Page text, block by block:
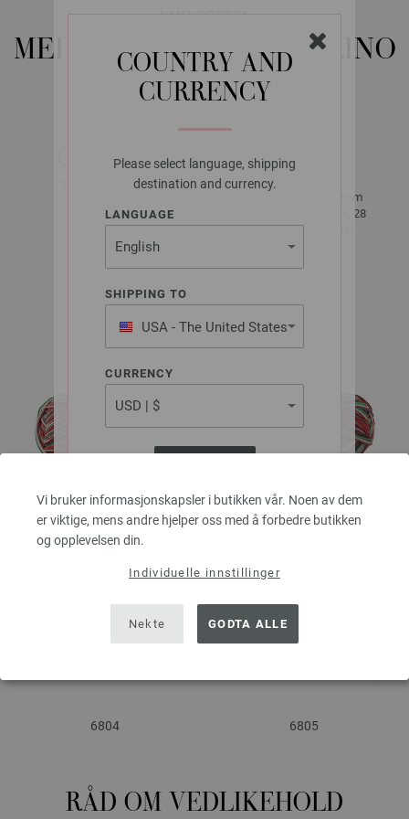
COUNTRY AND
CURRENCY
Please select language, shipping
destination and currency.
LANGUAGE
SHIPPING TO
USA - The United States
of America
CURRENCY
Vi bruker informasjonskapsler i butikken vår. Noen av dem
er viktige, mens andre hjelper oss med å forbedre butikken
og opplevelsen din.
Individuelle innstillinger
Nekte GODTA ALLE
LANA GROSSA
MEILENWEIT 100G MERINO
CHRISTMAS LUREX
ca. 420 m
per 100 g
10 x 10 cm
40 Rader, 28
ca. 100 g
6802 6803
6804 6805
RÅD OM VEDLIKEHOLD